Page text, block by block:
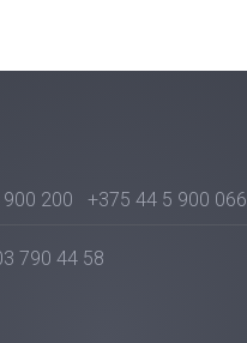
200 +375 44 5 900 066
790 44 58